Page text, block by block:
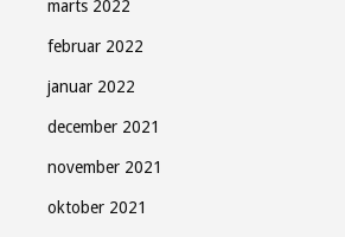
marts 2022
februar 2022
januar 2022
december 2021
november 2021
oktober 2021